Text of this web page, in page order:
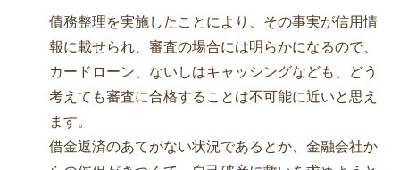
債務整理を実施したことにより、その事実が信用情
報に載せられ、審査の場合には明らかになるので、
カードローン、ないしはキャッシングなども、どう
考えても審査に合格することは不可能に近いと思え
ます。
借金返済のあてがない状況であるとか、金融会社か